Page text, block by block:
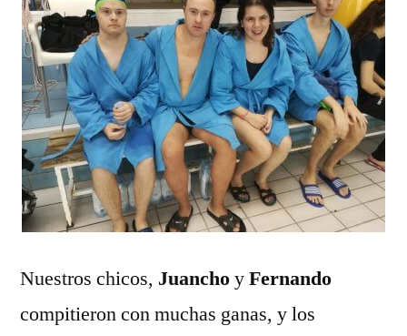
Nuestros chicos, JuanchoyFernando
compitieron con muchas ganas, y los